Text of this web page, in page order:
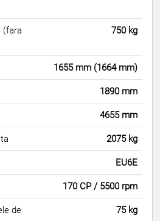
(fara
750 kg
1655 mm (1664 mm)
1890 mm
4655 mm
2075 kg
EU6E
170 CP / 5500 rpm
de
75 kg